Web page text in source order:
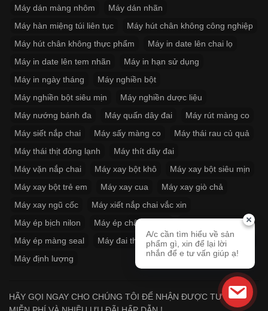
Máy dán màng nhôm
Máy dán nhãn
Máy hàn miệng túi liên tục
Máy hút chân không công nghiệp
Máy hút chân không thực phẩm
Máy in date lên chai lọ
Máy in date lên tem nhãn
Máy in hạn sử dụng
Máy in ngày tháng
Máy nghiền bột
Máy nghiền bột siêu mịn
Máy nghiền dược liệu
Máy nướng bánh đa
Máy quấn dây đai
Máy rút màng co
Máy siết nắp chai
Máy sấy màng co
Máy thái rau củ quả
Máy thái thịt đông lạnh
Máy thít dây đai
Máy vặn nắp chai
Máy xay bột khô
Máy xay bột siêu mịn
Máy xay bột trẻ em
Máy xay cua
Máy xay giò chả
Máy xay ngũ cốc
Máy xiết nắp chai vắc xin
Máy ép bịch nilon
Máy ép chân không
Máy ép miệng túi
Máy ép màng seal
Máy đai thùng
Máy đóng thùng carton
Máy định lượng
HÃY GỌI NGAY CHO CHÚNG TÔI ĐỂ NHẬN ĐƯỢC TƯ VẤN
A/c cần tìm hiểu về sản
phẩm gì, xin để lại lời
nhắn để e tư vấn giúp ạ!